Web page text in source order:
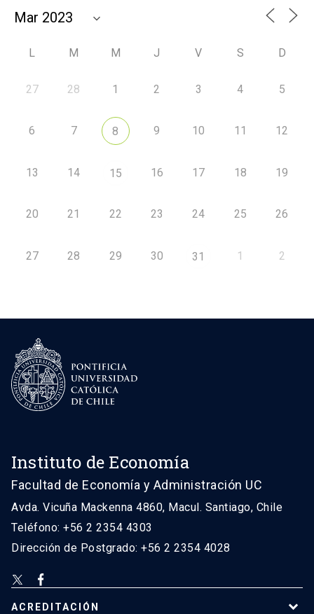
L M M J V S D
27 28 1 2 3 4 5
6 7 8 9 10 11 12
13 14 15 16 17 18 19
20 21 22 23 24 25 26
27 28 29 30 31 1 2
Instituto de Economía
Facultad de Economía y Administración UC
Avda. Vicuña Mackenna 4860, Macul. Santiago, Chile
Teléfono: +56 2 2354 4303
Dirección de Postgrado: +56 2 2354 4028
ACREDITACIÓN